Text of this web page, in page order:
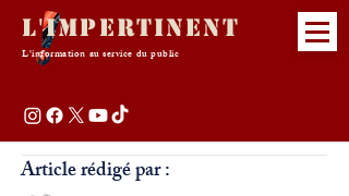
L'Impertinent
L'information au service du public
Article rédigé par :